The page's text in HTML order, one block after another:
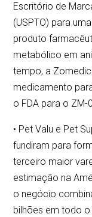
Escritório de
(USPTO) para
produto
metabólico em
tempo, a
medicamento
o FDA para o
• Pet Valu e Pet
fundiram para
terceiro maior
estimação na
o negócio
bilhões em todo